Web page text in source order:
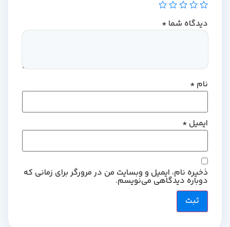
دیدگاه شما *
نام *
ایمیل *
ذخیره نام، ایمیل و وبسایت من در مرورگر برای زمانی که
دوباره دیدگاهی می‌نویسم.